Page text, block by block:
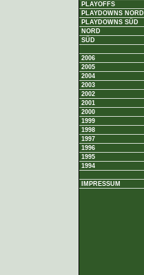
PLAYOFFS
PLAYDOWNS NORD
PLAYDOWNS SÜD
NORD
SÜD
2006
2005
2004
2003
2002
2001
2000
1999
1998
1997
1996
1995
1994
IMPRESSUM